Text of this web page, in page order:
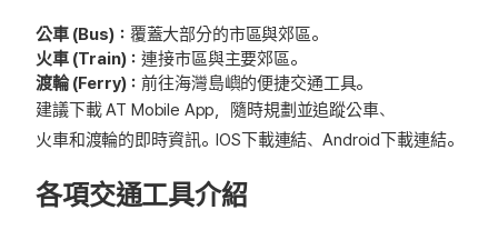
公車 (Bus)： 覆蓋大部分的市區與郊區。
火車 (Train)：連接市區與主要郊區。
渡輪 (Ferry)：前往海灣島嶼的便捷交通工具。
建議下載 AT Mobile App，隨時規劃並追蹤公車、
火車和渡輪的即時資訊。 IOS下載連結、Android下載連結。
各項交通工具介紹